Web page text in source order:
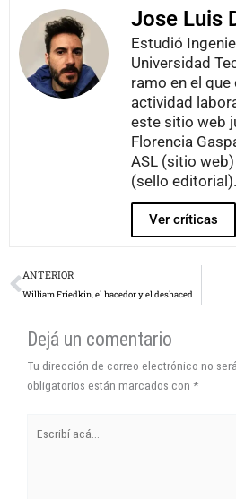
Jose Luis
Estudió
Universidad
ramo en el
actividad
este sitio web
Florencia
ASL (sitio
(sello editorial).
Ver críticas
Prev
ANTERIOR
William Friedkin, el hacedor y el deshacedor
Dejá un comentario
Tu dirección de correo electrónico no
obligatorios están marcados con *
acá...